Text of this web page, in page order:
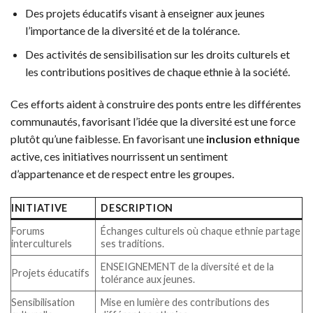
Des projets éducatifs visant à enseigner aux jeunes
l’importance de la diversité et de la tolérance.
Des activités de sensibilisation sur les droits culturels et
les contributions positives de chaque ethnie à la société.
Ces efforts aident à construire des ponts entre les différentes
communautés, favorisant l’idée que la diversité est une force
plutôt qu’une faiblesse. En favorisant une inclusion ethnique
active, ces initiatives nourrissent un sentiment
d’appartenance et de respect entre les groupes.
INITIATIVE
DESCRIPTION
Forums
interculturels
Échanges culturels où chaque ethnie partage
ses traditions.
Projets éducatifs
ENSEIGNEMENT de la diversité et de la
tolérance aux jeunes.
Sensibilisation
Mise en lumière des contributions des